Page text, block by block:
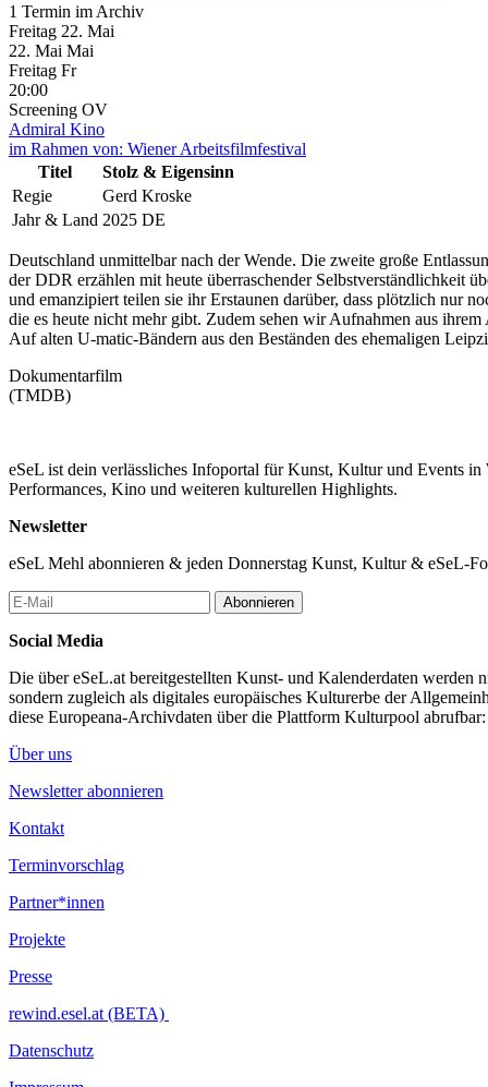
1 Termin im Archiv
Freitag 22. Mai
22. Mai Mai
Freitag Fr
20:00
Screening OV
Admiral Kino
im Rahmen von: Wiener Arbeitsfilmfestival
Titel
Stolz & Eigensinn
Regie
Gerd Kroske
Jahr & Land 2025 DE
Deutschland unmittelbar nach der Wende. Die zweite große
der DDR erzählen mit heute überraschender Selbstverständlichkeit
und emanzipiert teilen sie ihr Erstaunen darüber, dass plötzlich nur
die es heute nicht mehr gibt. Zudem sehen wir Aufnahmen aus
Auf alten U-matic-Bändern aus den Beständen des ehemaligen
Dokumentarfilm
(TMDB)
eSeL ist dein verlässliches Infoportal für Kunst, Kultur und Events
Performances, Kino und weiteren kulturellen Highlights.
Newsletter
eSeL Mehl abonnieren & jeden Donnerstag Kunst, Kultur & eSeL-
Abonnieren
Social Media
Die über eSeL.at bereitgestellten Kunst- und Kalenderdaten werden
sondern zugleich als digitales europäisches Kulturerbe der
diese Europeana-Archivdaten über die Plattform Kulturpool abrufbar:
Über uns
Newsletter abonnieren
Kontakt
Terminvorschlag
Partner*innen
Projekte
Presse
rewind.esel.at (BETA)
Datenschutz